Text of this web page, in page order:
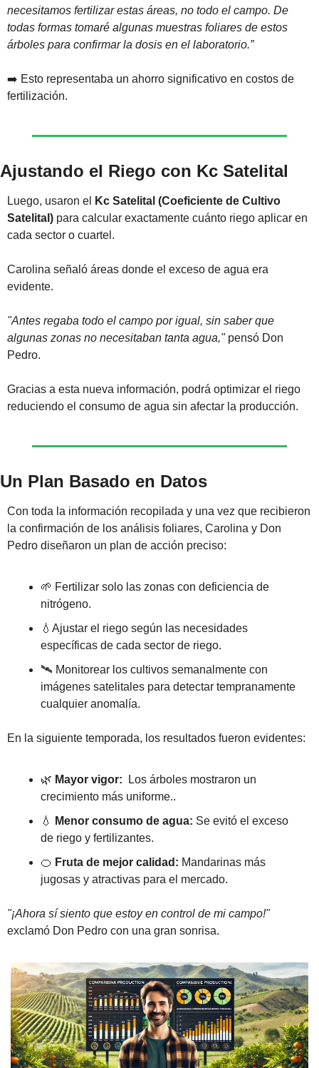
necesitamos fertilizar estas áreas, no todo el campo. De
todas formas tomaré algunas muestras foliares de estos
árboles para confirmar la dosis en el laboratorio.”
➡️ Esto representaba un ahorro significativo en costos de
fertilización.
Ajustando el Riego con Kc Satelital
Luego, usaron el
Kc Satelital (Coeficiente de Cultivo
Satelital) para calcular exactamente cuánto riego aplicar en
cada sector o cuartel.
Carolina señaló áreas donde el exceso de agua era
evidente.
"Antes regaba todo el campo por igual, sin saber que
algunas zonas no necesitaban tanta agua," pensó Don
Pedro.
Gracias a esta nueva información, podrá optimizar el riego
reduciendo el consumo de agua sin afectar la producción.
Un Plan Basado en Datos
Con toda la información recopilada y una vez que recibieron
la confirmación de los análisis foliares, Carolina y Don
Pedro diseñaron un plan de acción preciso:
🌱 Fertilizar solo las zonas con deficiencia de
nitrógeno.
💧 Ajustar el riego según las necesidades
específicas de cada sector de riego.
🛰️ Monitorear los cultivos semanalmente con
imágenes satelitales para detectar tempranamente
cualquier anomalía.
En la siguiente temporada, los resultados fueron evidentes:
🌿 Mayor vigor:
  Los árboles mostraron un
crecimiento más uniforme..
💧
Menor consumo de agua: Se evitó el exceso
de riego y fertilizantes.
🍊 Fruta de mejor calidad: Mandarinas más
jugosas y atractivas para el mercado.
"¡Ahora sí siento que estoy en control de mi campo!"
exclamó Don Pedro con una gran sonrisa.